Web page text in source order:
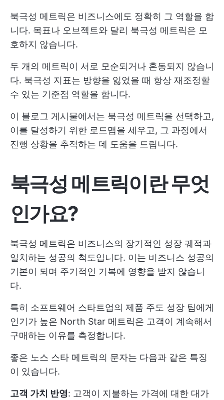
북극성 메트릭은 비즈니스에도 정확히 그 역할을 합
니다. 목표나 오브젝트와 달리 북극성 메트릭은 모
호하지 않습니다.
두 개의 메트릭이 서로 모순되거나 혼동되지 않습니
다. 북극성 지표는 방향을 잃었을 때 항상 재조정할
수 있는 기준점 역할을 합니다.
이 블로그 게시물에서는 북극성 메트릭을 선택하고,
이를 달성하기 위한 로드맵을 세우고, 그 과정에서
진행 상황을 추적하는 데 도움을 드립니다.
북극성 메트릭이란 무엇
인가요?
북극성 메트릭은 비즈니스의 장기적인 성장 궤적과
일치하는 성공의 척도입니다. 이는 비즈니스 성공의
기본이 되며 주기적인 기복에 영향을 받지 않습니
다.
특히 소프트웨어 스타트업의 제품 주도 성장 팀에게
인기가 높은 North Star 메트릭은 고객이 계속해서
구매하는 이유를 측정합니다.
좋은 노스 스타 메트릭의 문자는 다음과 같은 특징
이 있습니다.
고객 가치 반영: 고객이 지불하는 가격에 대한 대가